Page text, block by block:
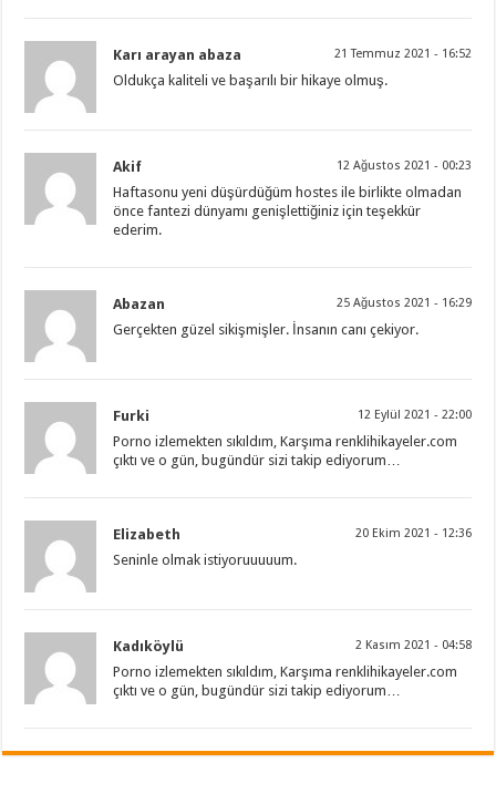
Karı arayan abaza 21 Temmuz 2021 - 16:52
Oldukça kaliteli ve başarılı bir hikaye olmuş.
Akif 12 Ağustos 2021 - 00:23
Haftasonu yeni düşürdüğüm hostes ile birlikte olmadan
önce fantezi dünyamı genişlettiğiniz için teşekkür
ederim.
Abazan 25 Ağustos 2021 - 16:29
Gerçekten güzel sikişmişler. İnsanın canı çekiyor.
Furki 12 Eylül 2021 - 22:00
Porno izlemekten sıkıldım, Karşıma renklihikayeler.com
çıktı ve o gün, bugündür sizi takip ediyorum…
Elizabeth 20 Ekim 2021 - 12:36
Seninle olmak istiyoruuuuum.
Kadıköylü 2 Kasım 2021 - 04:58
Porno izlemekten sıkıldım, Karşıma renklihikayeler.com
çıktı ve o gün, bugündür sizi takip ediyorum…